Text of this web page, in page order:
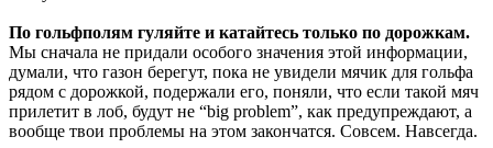
По гольфполям гуляйте и катайтесь только по дорожкам.
Мы сначала не придали особого значения этой информации,
думали, что газон берегут, пока не увидели мячик для гольфа
рядом с дорожкой, подержали его, поняли, что если такой мяч
прилетит в лоб, будут не “big problem”, как предупреждают, а
вообще твои проблемы на этом закончатся. Совсем. Навсегда.